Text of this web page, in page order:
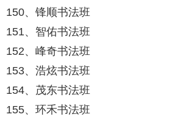
150、锋顺书法班
151、智佑书法班
152、峰奇书法班
153、浩炫书法班
154、茂东书法班
155、环禾书法班